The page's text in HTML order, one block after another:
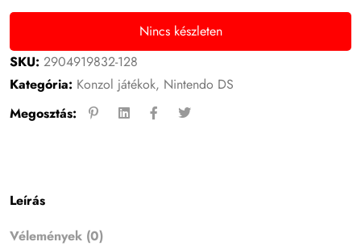
Nincs készleten
SKU:2904919832-128
Kategória: Konzol játékok, Nintendo DS
Megosztás:
Leírás
Vélemények (0)